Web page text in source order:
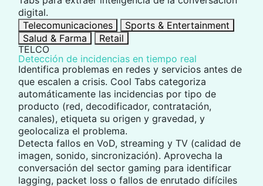
digital.
Telecomunicaciones
Sports & Entertainment
Salud & Farma
Retail
TELCO
Detección de incidencias en tiempo real
Identifica problemas en redes y servicios antes de
que escalen a crisis. Cool Tabs categoriza
automáticamente las incidencias por tipo de
producto (red, decodificador, contratación,
canales), etiqueta su origen y gravedad, y
geolocaliza el problema.
Detecta fallos en VoD, streaming y TV (calidad de
imagen, sonido, sincronización). Aprovecha la
conversación del sector gaming para identificar
lagging, packet loss o fallos de enrutado difíciles